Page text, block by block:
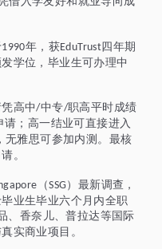
1990年，获EduTrust四年期
学位，毕业生可办理中
高中/中专/职高平时成绩
请；高一结业可直接进入
无雅思可参加内测 。最核
。
（SSG ）最新调查，
业生毕业六个月内全职
、香奈儿、普拉达等国际
实商业项目。